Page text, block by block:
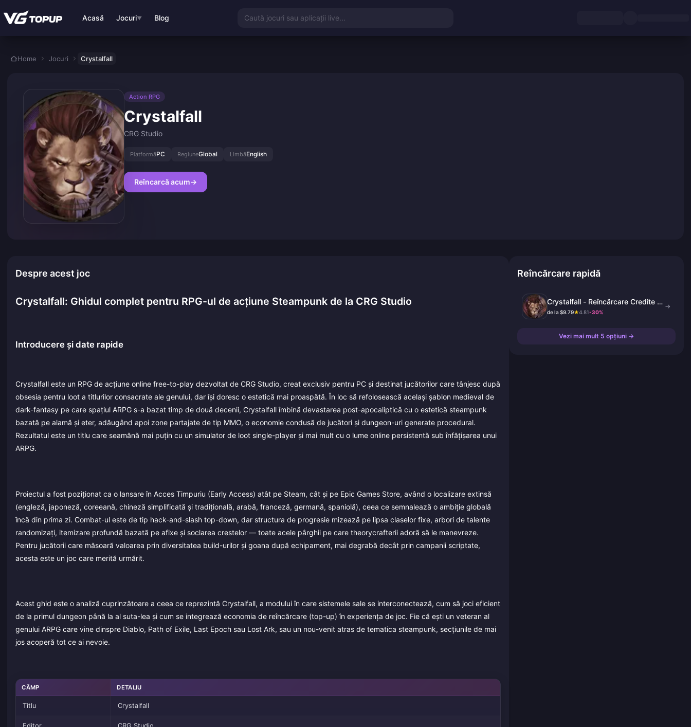
Acasă Jocuri▼ Blog Caută jocuri sau aplicații live...
Home Jocuri Crystalfall
Action RPG
Crystalfall
CRG Studio
PlatformăPC RegiuneGlobal LimbăEnglish
Reîncarcă acum→
Despre acest joc
Crystalfall: Ghidul complet pentru RPG-ul de acțiune Steampunk de la CRG Studio
Introducere și date rapide
Crystalfall este un RPG de acțiune online free-to-play dezvoltat de CRG Studio, creat exclusiv pentru PC și destinat jucătorilor care tânjesc după
obsesia pentru loot a titlurilor consacrate ale genului, dar își doresc o estetică mai proaspătă. În loc să refolosească același șablon medieval de
dark-fantasy pe care spațiul ARPG s-a bazat timp de două decenii, Crystalfall îmbină devastarea post-apocaliptică cu o estetică steampunk
bazată pe alamă și eter, adăugând apoi zone partajate de tip MMO, o economie condusă de jucători și dungeon-uri generate procedural.
Rezultatul este un titlu care seamănă mai puțin cu un simulator de loot single-player și mai mult cu o lume online persistentă sub înfățișarea unui
ARPG.
Proiectul a fost poziționat ca o lansare în Acces Timpuriu (Early Access) atât pe Steam, cât și pe Epic Games Store, având o localizare extinsă
(engleză, japoneză, coreeană, chineză simplificată și tradițională, arabă, franceză, germană, spaniolă), ceea ce semnalează o ambiție globală
încă din prima zi. Combat-ul este de tip hack-and-slash top-down, dar structura de progresie mizează pe lipsa claselor fixe, arbori de talente
randomizați, itemizare profundă bazată pe afixe și soclarea crestelor — toate acele pârghii pe care theorycrafterii adoră să le manevreze.
Pentru jucătorii care măsoară valoarea prin diversitatea build-urilor și goana după echipament, mai degrabă decât prin campanii scriptate,
acesta este un joc care merită urmărit.
Acest ghid este o analiză cuprinzătoare a ceea ce reprezintă Crystalfall, a modului în care sistemele sale se interconectează, cum să joci eficient
de la primul dungeon până la al suta-lea și cum se integrează economia de reîncărcare (top-up) în experiența de joc. Fie că ești un veteran al
genului ARPG care vine dinspre Diablo, Path of Exile, Last Epoch sau Lost Ark, sau un nou-venit atras de tematica steampunk, secțiunile de mai
jos acoperă tot ce ai nevoie.
CÂMP DETALIU
Titlu Crystalfall
Reîncărcare rapidă
Crystalfall - Reîncărcare Credite și
Pachete
de la $9.79★4.81-30%
→
Vezi mai mult 5 opțiuni →